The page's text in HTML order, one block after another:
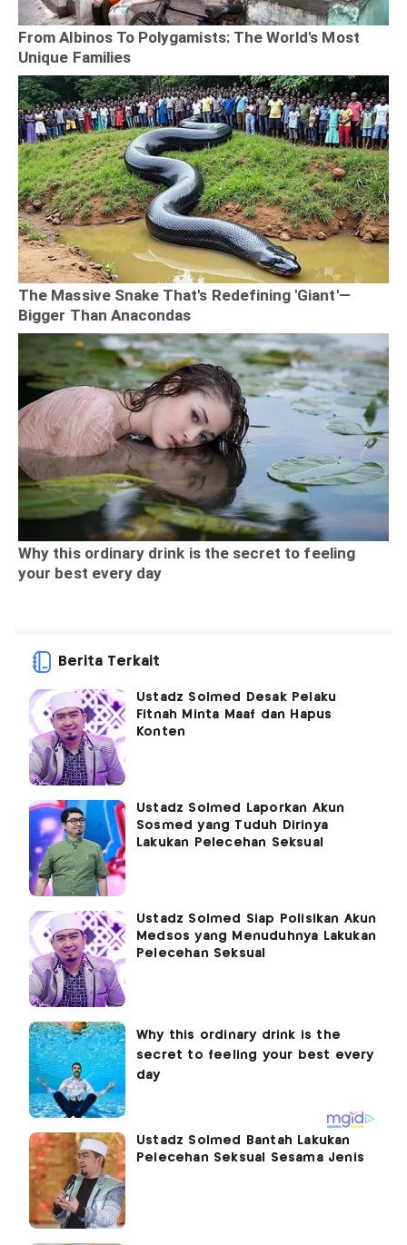
Berita Terkait
Ustadz Solmed Desak Pelaku
Fitnah Minta Maaf dan Hapus
Konten
Ustadz Solmed Laporkan Akun
Sosmed yang Tuduh Dirinya
Lakukan Pelecehan Seksual
Ustadz Solmed Siap Polisikan Akun
Medsos yang Menuduhnya Lakukan
Pelecehan Seksual
Ustadz Solmed Bantah Lakukan
Pelecehan Seksual Sesama Jenis